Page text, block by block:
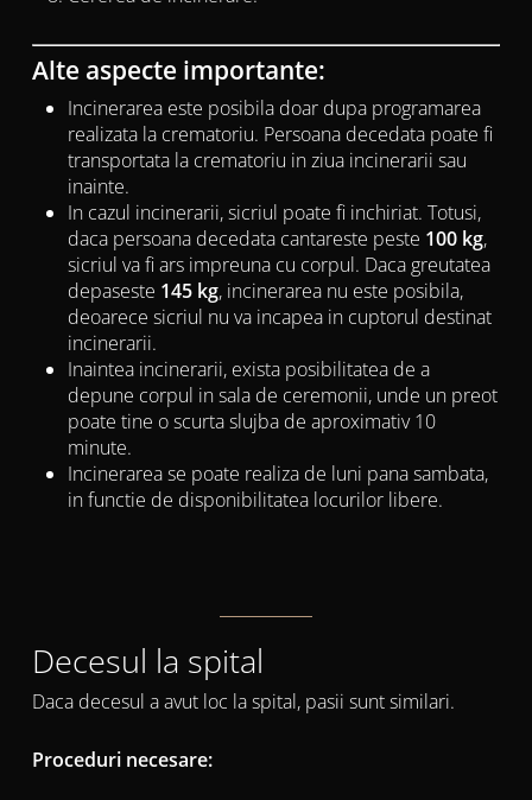
Alte aspecte importante:
Incinerarea este posibila doar dupa programarea
realizata la crematoriu. Persoana decedata poate fi
transportata la crematoriu in ziua incinerarii sau
inainte.
In cazul incinerarii, sicriul poate fi inchiriat. Totusi,
daca persoana decedata cantareste peste 100 kg,
sicriul va fi ars impreuna cu corpul. Daca greutatea
depaseste 145 kg, incinerarea nu este posibila,
deoarece sicriul nu va incapea in cuptorul destinat
incinerarii.
Inaintea incinerarii, exista posibilitatea de a
depune corpul in sala de ceremonii, unde un preot
poate tine o scurta slujba de aproximativ 10
minute.
Incinerarea se poate realiza de luni pana sambata,
in functie de disponibilitatea locurilor libere.
Decesul la spital
Daca decesul a avut loc la spital, pasii sunt similari.
Proceduri necesare: